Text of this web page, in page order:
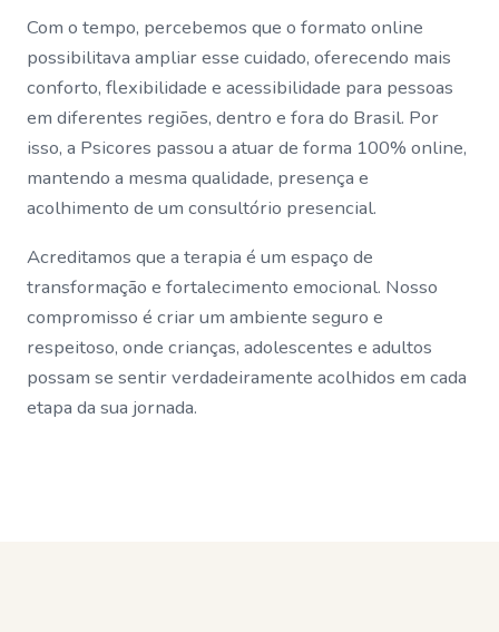
Com o tempo, percebemos que o formato online
possibilitava ampliar esse cuidado, oferecendo mais
conforto, flexibilidade e acessibilidade para pessoas
em diferentes regiões, dentro e fora do Brasil. Por
isso, a Psicores passou a atuar de forma 100% online,
mantendo a mesma qualidade, presença e
acolhimento de um consultório presencial.
Acreditamos que a terapia é um espaço de
transformação e fortalecimento emocional. Nosso
compromisso é criar um ambiente seguro e
respeitoso, onde crianças, adolescentes e adultos
possam se sentir verdadeiramente acolhidos em cada
etapa da sua jornada.